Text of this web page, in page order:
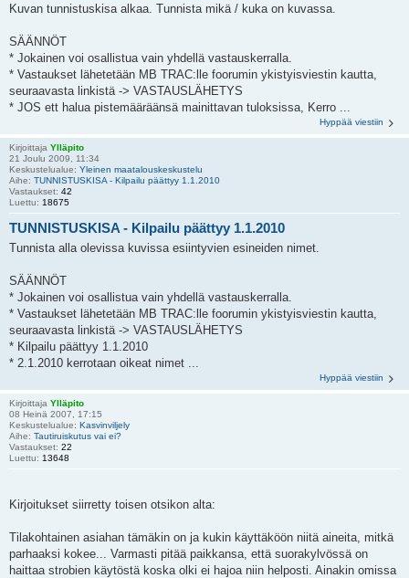
Kuvan tunnistuskisa alkaa. Tunnista mikä / kuka on kuvassa.
SÄÄNNÖT
* Jokainen voi osallistua vain yhdellä vastauskerralla.
* Vastaukset lähetetään MB TRAC:lle foorumin ykistyisviestin kautta,
seuraavasta linkistä -> VASTAUSLÄHETYS
* JOS ett halua pistemääräänsä mainittavan tuloksissa, Kerro ...
Hyppää viestiin
Kirjoittaja Ylläpito
21 Joulu 2009, 11:34
Keskustelualue: Yleinen maatalouskeskustelu
Aihe: TUNNISTUSKISA - Kilpailu päättyy 1.1.2010
Vastaukset: 42
Luettu: 18675
TUNNISTUSKISA - Kilpailu päättyy 1.1.2010
Tunnista alla olevissa kuvissa esiintyvien esineiden nimet.
SÄÄNNÖT
* Jokainen voi osallistua vain yhdellä vastauskerralla.
* Vastaukset lähetetään MB TRAC:lle foorumin ykistyisviestin kautta,
seuraavasta linkistä -> VASTAUSLÄHETYS
* Kilpailu päättyy 1.1.2010
* 2.1.2010 kerrotaan oikeat nimet ...
Hyppää viestiin
Kirjoittaja Ylläpito
08 Heinä 2007, 17:15
Keskustelualue: Kasvinviljely
Aihe: Tautiruiskutus vai ei?
Vastaukset: 22
Luettu: 13648
Kirjoitukset siirretty toisen otsikon alta:
Tilakohtainen asiahan tämäkin on ja kukin käyttäköön niitä aineita, mitkä
parhaaksi kokee... Varmasti pitää paikkansa, että suorakylvössä on
haittaa strobien käytöstä koska olki ei hajoa niin helposti. Ainakin omissa